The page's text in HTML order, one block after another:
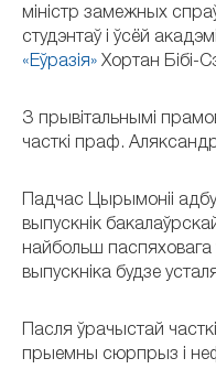
міністр замежных
студэнтаў і ўсёй
«Еўразія» Хортан Бібі-
З прывітальнымі
часткі праф.
Падчас Цырымоніі
выпускнік
найбольш паспяховага
выпускніка будзе
Пасля ўрачыстай
прыемны сюрпрыз і